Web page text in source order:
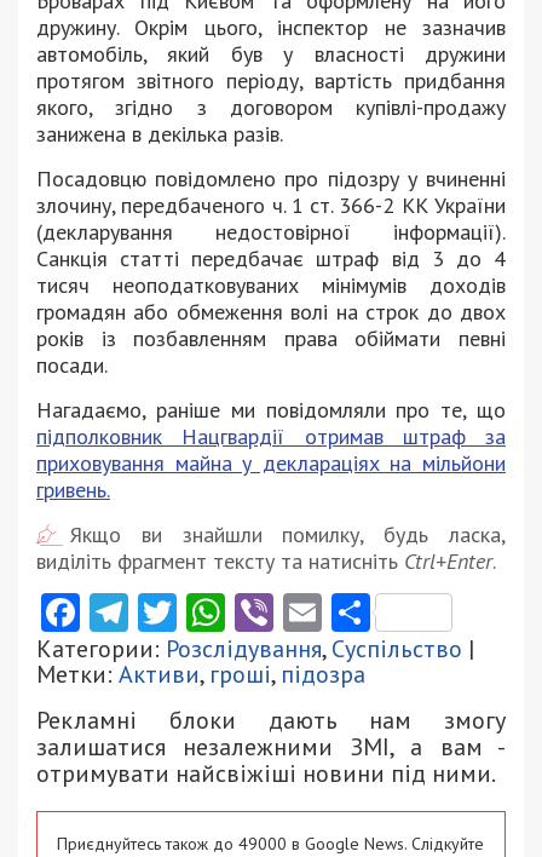
дружину. Окрім цього, інспектор не зазначив
автомобіль, який був у власності дружини
протягом звітного періоду, вартість придбання
якого, згідно з договором купівлі-продажу
занижена в декілька разів.
Посадовцю повідомлено про підозру у вчиненні
злочину, передбаченого ч. 1 ст. 366-2 КК України
(декларування недостовірної інформації).
Санкція статті передбачає штраф від 3 до 4
тисяч неоподатковуваних мінімумів доходів
громадян або обмеження волі на строк до двох
років із позбавленням права обіймати певні
посади.
Нагадаємо, раніше ми повідомляли про те, що
підполковник Нацгвардії отримав штраф за
приховування майна у деклараціях на мільйони
гривень.
Якщо ви знайшли помилку, будь ласка,
виділіть фрагмент тексту та натисніть Ctrl+Enter.
Facebook
Telegram
Twitter
WhatsApp
ViberEmail
Категории: Розслідування,Суспільство |
Метки: Активи, гроші, підозра
Рекламні блоки дають нам змогу
залишатися незалежними ЗМІ, а вам -
отримувати найсвіжіші новини під ними.
Приєднуйтесь також до 49000 в Google News. Слідкуйте